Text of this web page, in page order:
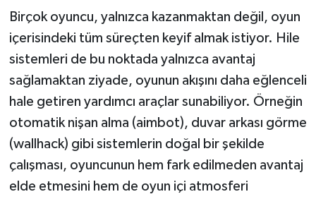
Birçok oyuncu, yalnızca kazanmaktan değil, oyun
içerisindeki tüm süreçten keyif almak istiyor. Hile
sistemleri de bu noktada yalnızca avantaj
sağlamaktan ziyade, oyunun akışını daha eğlenceli
hale getiren yardımcı araçlar sunabiliyor. Örneğin
otomatik nişan alma (aimbot), duvar arkası görme
(wallhack) gibi sistemlerin doğal bir şekilde
çalışması, oyuncunun hem fark edilmeden avantaj
elde etmesini hem de oyun içi atmosferi